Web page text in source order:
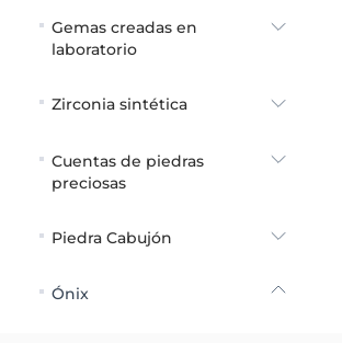
Gemas creadas en
laboratorio
Zirconia sintética
Cuentas de piedras
preciosas
Piedra Cabujón
Ónix